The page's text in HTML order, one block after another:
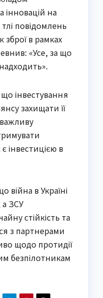
інновацій на
повідомлень
в рамках
«Усе, за що
інвестування
захищати її
інвестицією в
війна в Україні
а ЗСУ
стійкість та
з партнерами
щодо протидії
безпілотникам